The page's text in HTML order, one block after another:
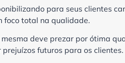
para seus clientes
foco total na qualidade.
deve prezar por ótima
futuros para os clientes.